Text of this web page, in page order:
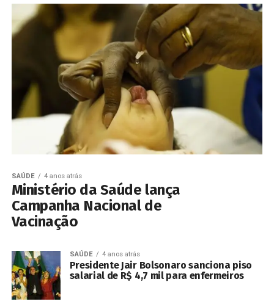
SAÚDE 4 anos atrás
Ministério da Saúde lança
Campanha Nacional de
Vacinação
SAÚDE 4 anos atrás
Presidente Jair Bolsonaro sanciona piso
salarial de R$ 4,7 mil para enfermeiros